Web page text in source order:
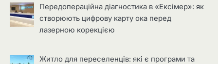
Передопераційна діагностика в «Ексімер»: як
створюють цифрову карту ока перед
лазерною корекцією
Житло для переселенців: які є програми та